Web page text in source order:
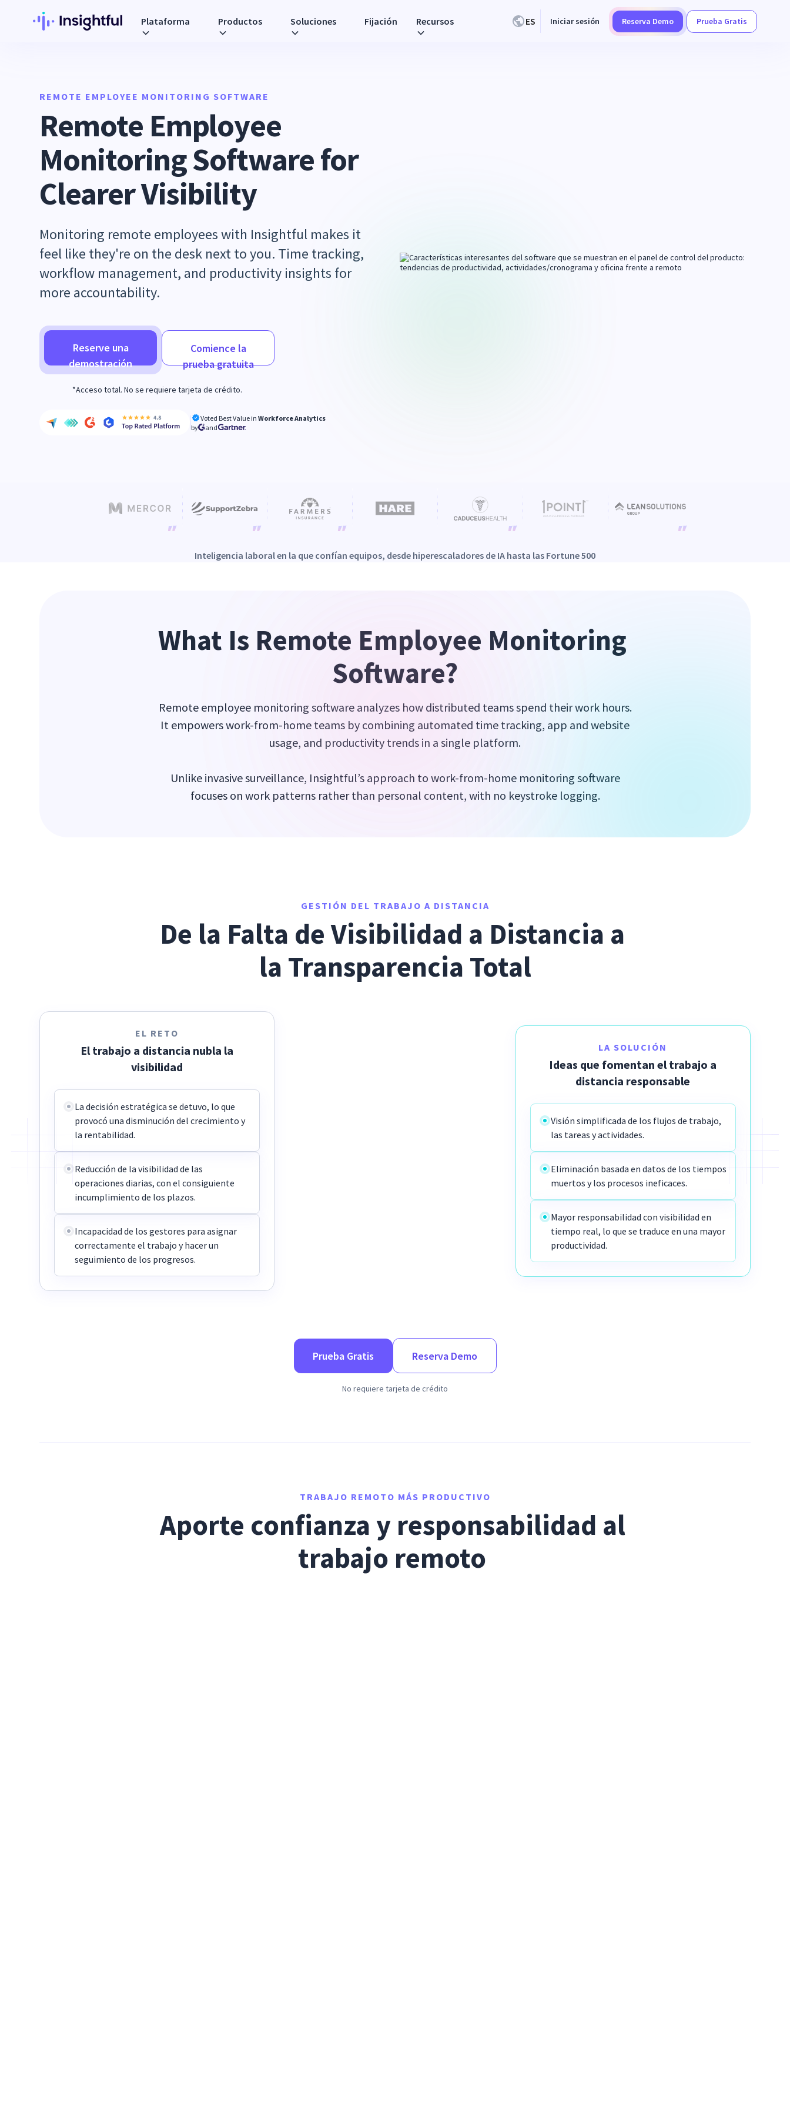
Plataforma Productos Soluciones Fijación Recursos ES Iniciar sesión Reserva Demo Prueba Gratis
REMOTE EMPLOYEE MONITORING SOFTWARE
Remote Employee
Monitoring Software for
Clearer Visibility
Monitoring remote employees with Insightful makes it
feel like they're on the desk next to you. Time tracking,
workflow management, and productivity insights for
more accountability.
Reserve una
demostración
Comience la
prueba gratuita
*Acceso total. No se requiere tarjeta de crédito.
Voted Best Value inWorkforce Analytics
by
and
Inteligencia laboral en la que confían equipos, desde hiperescaladores de IA hasta las Fortune 500
What Is Remote Employee Monitoring
Software?
Remote employee monitoring software analyzes how distributed teams spend their work hours.
It empowers work-from-home teams by combining automated time tracking, app and website
usage, and productivity trends in a single platform.
Unlike invasive surveillance, Insightful’s approach to work-from-home monitoring software
focuses on work patterns rather than personal content, with no keystroke logging.
GESTIÓN DEL TRABAJO A DISTANCIA
De la Falta de Visibilidad a Distancia a
la Transparencia Total
EL RETO
El trabajo a distancia nubla la
visibilidad
La decisión estratégica se detuvo, lo que
provocó una disminución del crecimiento y
la rentabilidad.
Reducción de la visibilidad de las
operaciones diarias, con el consiguiente
incumplimiento de los plazos.
Incapacidad de los gestores para asignar
correctamente el trabajo y hacer un
seguimiento de los progresos.
LA SOLUCIÓN
Ideas que fomentan el trabajo a
distancia responsable
Visión simplificada de los flujos de trabajo,
las tareas y actividades.
Eliminación basada en datos de los tiempos
muertos y los procesos ineficaces.
Mayor responsabilidad con visibilidad en
tiempo real, lo que se traduce en una mayor
productividad.
Prueba Gratis Reserva Demo
No requiere tarjeta de crédito
TRABAJO REMOTO MÁS PRODUCTIVO
Aporte confianza y responsabilidad al
trabajo remoto